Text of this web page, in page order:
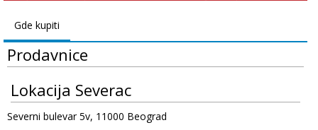
Gde kupiti
Prodavnice
Lokacija Severac
Severni bulevar 5v, 11000 Beograd